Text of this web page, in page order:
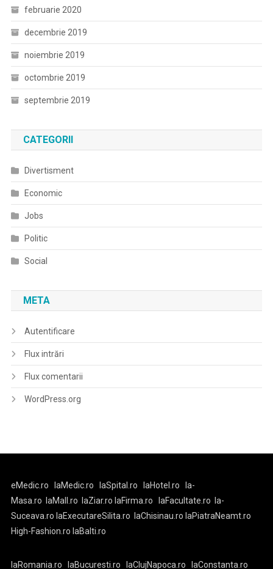
februarie 2020
decembrie 2019
noiembrie 2019
octombrie 2019
septembrie 2019
CATEGORII
Divertisment
Economic
Jobs
Politic
Social
META
Autentificare
Flux intrări
Flux comentarii
WordPress.org
eMedic.ro laMedic.ro laSpital.ro laHotel.ro
la-
Masa.ro
laMall.ro laZiar.ro laFirma.ro laFacultate.ro
la-
Suceava.ro laExecutareSilita.ro laChisinau.ro laPiatraNeamt.ro
High-Fashion.ro laBalti.ro
laRomania.ro laBucuresti.ro laClujNapoca.ro laConstanta.ro